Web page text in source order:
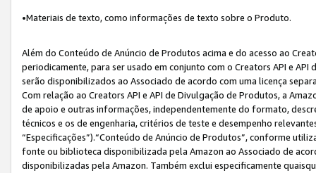
•Materiais de texto, como informações de texto sobre o Produto.
Além do Conteúdo de Anúncio de Produtos acima e do acesso ao
periodicamente, para ser usado em conjunto com o Creators API e
serão disponibilizados ao Associado de acordo com uma licença
Com relação ao Creators API e API de Divulgação de Produtos, a
de apoio e outras informações, independentemente do formato,
técnicos e os de engenharia, critérios de teste e desempenho
“Especificações”).“Conteúdo de Anúncio de Produtos”, conforme
fonte ou biblioteca disponibilizada pela Amazon ao Associado de
disponibilizadas pela Amazon. Também exclui especificamente